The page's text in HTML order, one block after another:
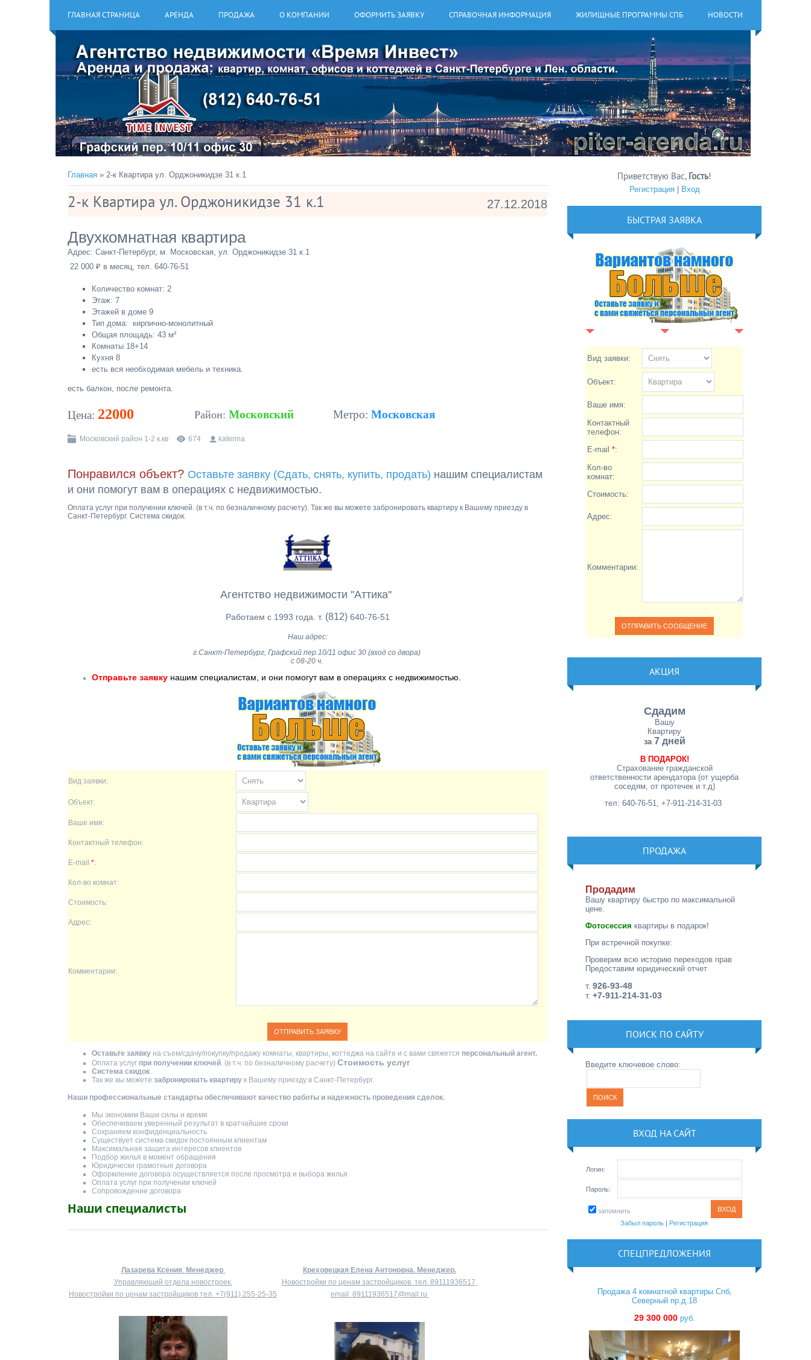
ГЛАВНАЯ СТРАНИЦА АРЕНДА ПРОДАЖА О КОМПАНИИ ОФОРМИТЬ ЗАЯВКУ СПРАВОЧНАЯ ИНФОРМАЦИЯ ЖИЛИЩНЫЕ ПРОГРАММЫ СПБ НОВОСТИ
Главная » 2-к Квартира ул. Орджоникидзе 31 к.1
27.12.2018
2-к Квартира ул. Орджоникидзе 31 к.1
Двухкомнатная квартира
Адрес: Санкт-Петербург, м. Московская, ул. Орджоникидзе 31 к.1
22 000 ₽ в месяц, тел. 640-76-51
Количество комнат: 2
Этаж: 7
Этажей в доме 9
Тип дома: кирпично-монолитный
Общая площадь: 43 м²
Комнаты 18+14
Кухня 8
есть вся необходимая мебель и техника.
есть балкон, после ремонта.
Цена: 22000 Район: Московский Метро: Московская
Московский район 1-2 к.кв 674 katerina
Понравился объект? Оставьте заявку (Сдать, снять, купить, продать) нашим специалистам
и они помогут вам в операциях с недвижимостью.
Оплата услуг при получении ключей. (в т.ч. по безналичному расчету). Так же вы можете забронировать квартиру к Вашему приезду в
Санкт-Петербург. Система скидок.
Агентство недвижимости ''Аттика''
Работаем с 1993 года. т. (812)640-76-51
Наш адрес:
г.Санкт-Петербург, Графский пер.10/11 офис 30 (вход со двора)
с 08-20 ч.
Отправьте заявку нашим специалистам, и они помогут вам в операциях с недвижимостью.
Вид заявки:
Объект:
Ваше имя:
Контактный телефон:
E-mail *:
Кол-во комнат:
Стоимость:
Адрес:
Комментарии:
Оставьте заявку на съем/сдачу/покупку/продажу комнаты, квартиры, коттеджа на сайте и с вами свяжется персональный агент.
Оплата услуг при получении ключей. (в т.ч. по безналичному расчету) Стоимость услуг
Система скидок.
Так же вы можете забронировать квартиру к Вашему приезду в Санкт-Петербург.
Наши профессиональные стандарты обеспечивают качество работы и надежность проведения сделок.
Мы экономим Ваши силы и время
Обеспечиваем уверенный результат в кратчайшие сроки
Сохраняем конфиденциальность
Существует система скидок постоянным клиентам
Максимальная защита интересов клиентов
Подбор жилья в момент обращения
Юридически грамотные договора
Оформление договора осуществляется после просмотра и выбора жилья
Оплата услуг при получении ключей
Сопровождение договора
Наши специалисты
Лазарева Ксения. Менеджер.
Управляющий отдела новостроек.
Новостройки по ценам застройщиков тел. +7(911) 255-25-35
Креховецкая Елена Антоновна. Менеджер.
Новостройки по ценам застройщиков. тел. 89111936517
email: 89111936517@mail.ru
Приветствую Вас, Гость!
Регистрация| Вход
БЫСТРАЯ ЗАЯВКА
Вид заявки:
Объект:
Ваше имя:
Контактный
телефон:
E-mail*:
Кол-во
комнат:
Стоимость:
Адрес:
Комментарии:
АКЦИЯ
Сдадим
Вашу
Квартиру
за 7 дней
В ПОДАРОК!
Страхование гражданской
ответственности арендатора (от ущерба
соседям, от протечек и т.д)
тел: 640-76-51, +7-911-214-31-03
ПРОДАЖА
Продадим
Вашу квартиру быстро по максимальной
цене.
Фотосессия квартиры в подарок!
При встречной покупке:
Проверим всю историю переходов прав
Предоставим юридический отчет
т.926-93-48
т.+7-911-214-31-03
ПОИСК ПО САЙТУ
Введите ключевое слово:
ВХОД НА САЙТ
Логин:
Пароль:
запомнить
Забыл пароль | Регистрация
СПЕЦПРЕДЛОЖЕНИЯ
Продажа 4 комнатной квартиры Спб,
Северный пр.д.18
29 300 000руб.